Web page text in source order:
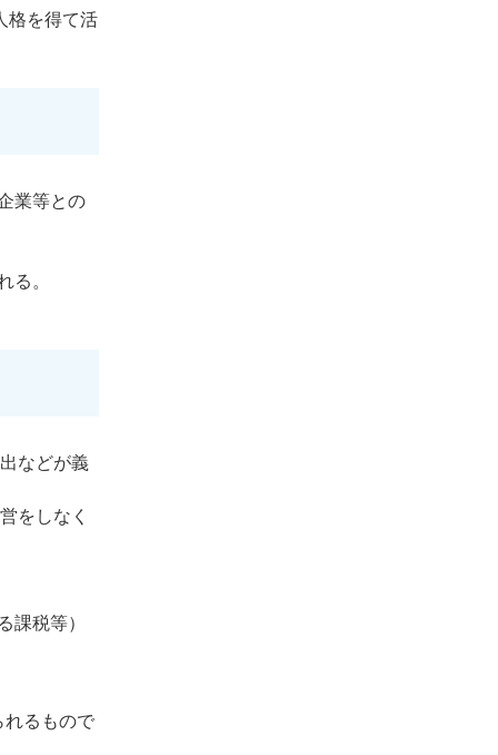
格を得て活
業等との
る。
などが義
をしなく
課税等）
れるもので